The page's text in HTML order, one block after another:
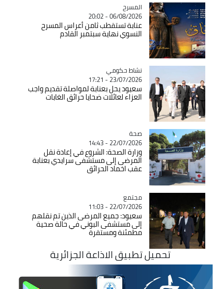
Catégorie
المسرح
06/08/2026 - 20:02
عنابة تستقطب ثامن أعراس المسرح
النسوي نهاية سبتمبر القادم
Catégorie
نشاط حكومي
23/07/2026 - 17:21
سعيود يحل بعنابة لمواصلة تقديم واجب
العزاء لعائلات ضحايا حرائق الغابات
Catégorie
صحة
22/07/2026 - 14:43
وزارة الصحة: الشروع في إعادة نقل
المرضى إلى مستشفى سرايدي بعنابة
عقب اخماد الحرائق
Catégorie
مجتمع
22/07/2026 - 11:03
سعيود: جميع المرضى الذين تم نقلهم
إلى مستشفى البوني في حالة صحية
مطمئنة ومستقرة
تحميل تطبيق الاذاعة الجزائرية